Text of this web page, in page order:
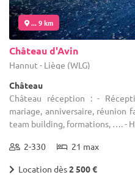
... 9 km
Château d'Avin
Hannut - Liège (WLG)
Château
Château réception : -
mariage, anniversaire, réunion
team building, formations, …. -
2-330 21 max
Location dès2 500 €